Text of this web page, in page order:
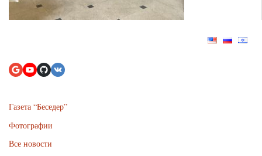
Газета “Беседер”
Фотографии
Все новости